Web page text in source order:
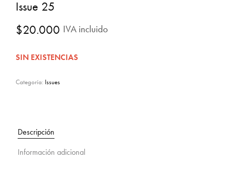
Issue 25
$20.000 IVA incluido
SIN EXISTENCIAS
Categoría: Issues
Descripción
Información adicional